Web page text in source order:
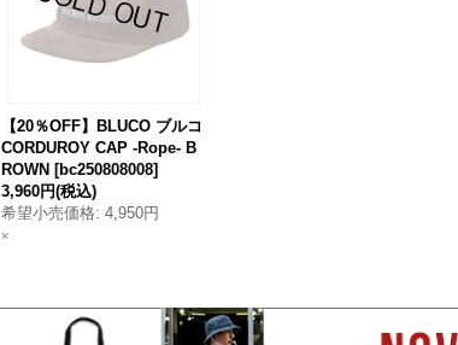
【20％OFF】BLUCO ブルコ
CORDUROY CAP -Rope- B
ROWN [bc250808008]
3,960円(税込)
希望小売価格: 4,950円
×